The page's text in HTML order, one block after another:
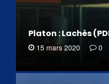
Platon : Lachès
15 mars 2020 0